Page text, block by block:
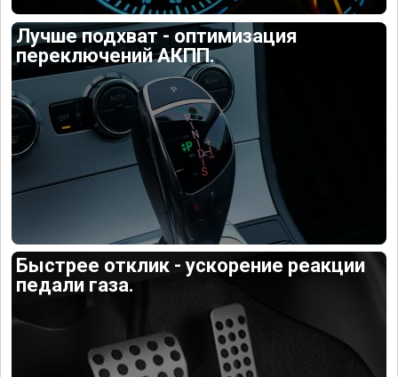
Лучше подхват - оптимизация
переключений АКПП.
Быстрее отклик - ускорение реакции
педали газа.